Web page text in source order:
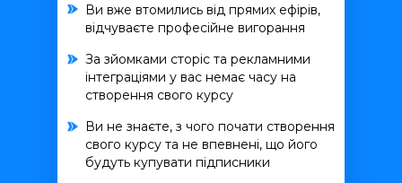
Ви вже втомились від прямих ефірів,
відчуваєте професійне вигорання
За зйомками сторіс та рекламними
інтеграціями у вас немає часу на
створення свого курсу
Ви не знаєте, з чого почати створення
свого курсу та не впевнені, що його
будуть купувати підписники